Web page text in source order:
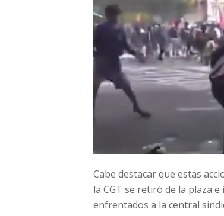
Cabe destacar que estas
la CGT se retiró de la plaza
enfrentados a la central